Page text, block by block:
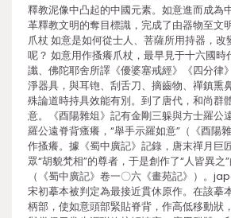
釋教泥像中凸起的中國元素。如意進而成為
革釋教文明的奪目標識，完成了由器物至文
爪杖 如意是如何從士人、菩薩所用持器，改
呢？ 如意用作搔癢爪杖，最早見于十六國時
讖、佛陀耶舍所譯《優婆塞戒經》《四分律
淨器具，與耳铇、刮舌刀、摘齒物、禪鎮熏
殊論道時持具效能有別。到了唐代，和尚群
意。《酉陽雜俎》記有金剛三躲與方士羅公
羅公遠脊背瘙癢，“舉手示羅如意”（《酉陽
作搔癢。據《蜀中廣記》記錄，唐末禪月巨
眾“胡貌梵相”的尊者，于是創作了“人皆異之
（《蜀中廣記》卷一〇六《畫苑記》）。
宋初摹本被判定為最接近貫休原作。在該摹
柄部，使如意頭部緊貼脊背，作高低移動狀